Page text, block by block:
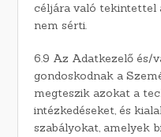
céljára való tekintettel
nem sérti.
6.9 Az Adatkezelő és/
gondoskodnak a
megteszik azokat a
intézkedéseket, és
szabályokat, amelyek